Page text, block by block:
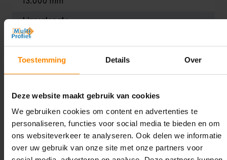
Toestemming Details Over
Deze website maakt gebruik van cookies
We gebruiken cookies om content en advertenties te
personaliseren, functies voor social media te bieden en om
ons websiteverkeer te analyseren. Ook delen we informatie
over uw gebruik van onze site met onze partners voor
Liggerlengte:
1.000 mm
Aantal niveaus:
7
Draagkracht:
Zwaar (200 kg per legbord)
Oplossing op maat nodig?
Wij kunnen je helpen!